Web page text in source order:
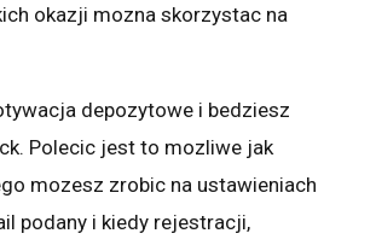
okazji mozna skorzystac na
depozytowe i bedziesz
Polecic jest to mozliwe jak
mozesz zrobic na ustawieniach
podany i kiedy rejestracji,